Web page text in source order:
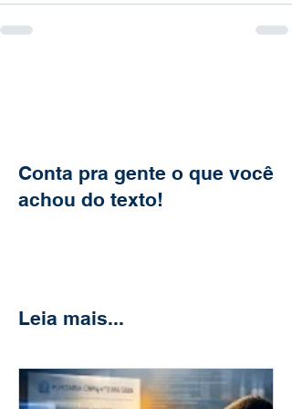
Conta pra gente o que você
achou do texto!
Leia mais...